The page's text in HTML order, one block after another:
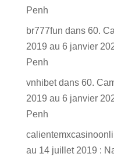
Penh
br777fun dans 60.
2019 au 6 janvier
Penh
vnhibetdans 60.
2019 au 6 janvier
Penh
au 14 juillet 2019 :